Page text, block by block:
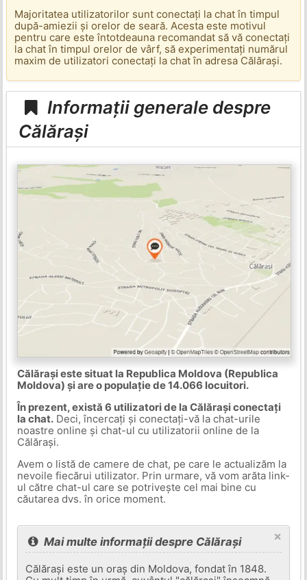
Majoritatea utilizatorilor sunt conectați la chat în timpul
după-amiezii și orelor de seară. Acesta este motivul
pentru care este întotdeauna recomandat să vă conectați
la chat în timpul orelor de vârf, să experimentați numărul
maxim de utilizatori conectați la chat în adresa Călărași.
Informații generale despre
Călărași
Călărași este situat la Republica Moldova (Republica
Moldova) și are o populație de 14.066 locuitori.
În prezent, există 6 utilizatori de la Călărași conectați
la chat.Deci, încercați și conectați-vă la chat-urile
noastre online și chat-ul cu utilizatorii online de la
Călărași.
Avem o listă de camere de chat, pe care le actualizăm la
nevoile fiecărui utilizator. Prin urmare, vă vom arăta link-
ul către chat-ul care se potrivește cel mai bine cu
căutarea dvs. în orice moment.
×
Mai multe informații despre Călărași
Călărași este un oraș din Moldova, fondat în 1848.